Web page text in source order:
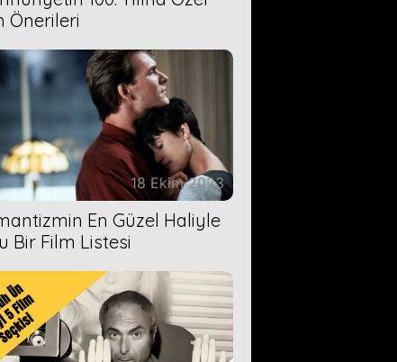
Önerileri
18 Ekim 2023
En Güzel Haliyle
Bir Film Listesi